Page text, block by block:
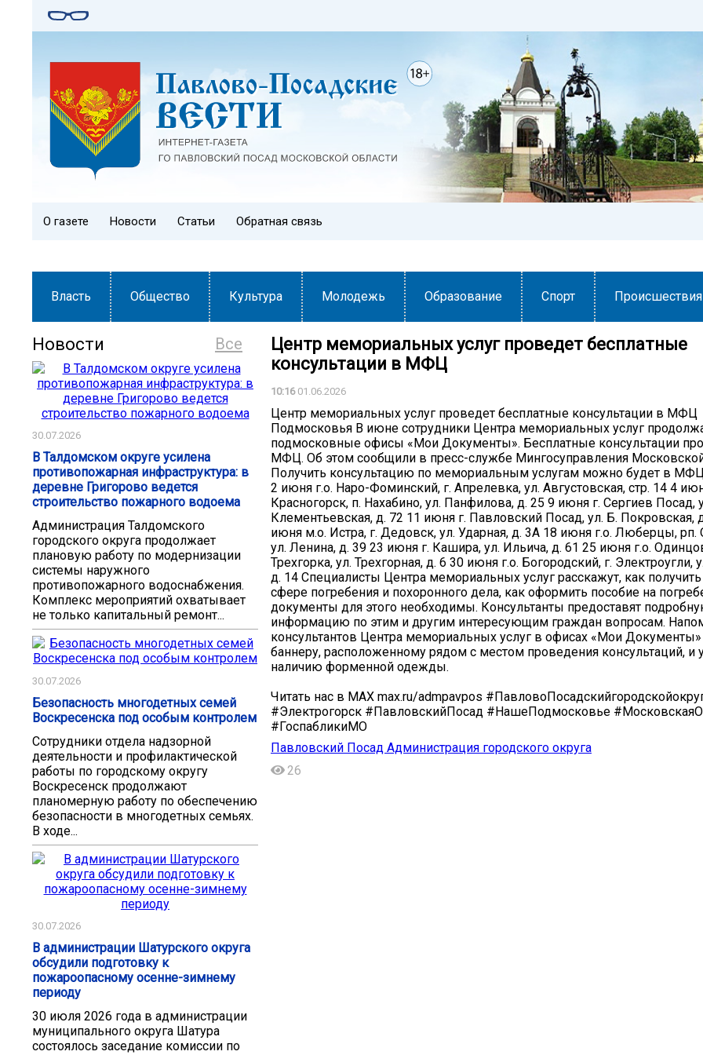
О газете Новости Статьи Обратная связь
Власть Общество Культура Молодежь Образование Спорт Происшествия
Все
Новости
30.07.2026
В Талдомском округе усилена
противопожарная инфраструктура: в
деревне Григорово ведется
строительство пожарного водоема
Администрация Талдомского
городского округа продолжает
плановую работу по модернизации
системы наружного
противопожарного водоснабжения.
Комплекс мероприятий охватывает
не только капитальный ремонт...
30.07.2026
Безопасность многодетных семей
Воскресенска под особым контролем
Сотрудники отдела надзорной
деятельности и профилактической
работы по городскому округу
Воскресенск продолжают
планомерную работу по обеспечению
безопасности в многодетных семьях.
В ходе...
30.07.2026
В администрации Шатурского округа
обсудили подготовку к
пожароопасному осенне-зимнему
периоду
30 июля 2026 года в администрации
муниципального округа Шатура
состоялось заседание комиссии по
Центр мемориальных услуг проведет бесплатные
консультации в МФЦ
10:1601.06.2026
Центр мемориальных услуг проведет бесплатные консультации в МФЦ
Подмосковья В июне сотрудники Центра мемориальных услуг
подмосковные офисы «Мои Документы». Бесплатные консультации
МФЦ. Об этом сообщили в пресс-службе Мингосуправления
Получить консультацию по мемориальным услугам можно будет в
2 июня г.о. Наро-Фоминский, г. Апрелевка, ул. Августовская, стр. 14 4
Красногорск, п. Нахабино, ул. Панфилова, д. 25 9 июня г. Сергиев Посад,
Клементьевская, д. 72 11 июня г. Павловский Посад, ул. Б. Покровская,
июня м.о. Истра, г. Дедовск, ул. Ударная, д. 3А 18 июня г.о. Люберцы, рп.
ул. Ленина, д. 39 23 июня г. Кашира, ул. Ильича, д. 61 25 июня г.о.
Трехгорка, ул. Трехгорная, д. 6 30 июня г.о. Богородский, г. Электроугли,
д. 14 Специалисты Центра мемориальных услуг расскажут, как получить
сфере погребения и похоронного дела, как оформить пособие на
документы для этого необходимы. Консультанты предоставят
информацию по этим и другим интересующим граждан вопросам.
консультантов Центра мемориальных услуг в офисах «Мои
баннеру, расположенному рядом с местом проведения консультаций, и
наличию форменной одежды.
Читать нас в MAX max.ru/admpavpos
#Электрогорск #ПавловскийПосад #НашеПодмосковье
#ГоспабликиМО
Павловский Посад Администрация городского округа
26